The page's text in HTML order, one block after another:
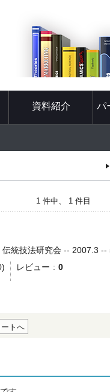
資料紹介 パ
1 件中、 1 件目
統技法研究会 -- 2007.3 --
レビュー 0
トへ